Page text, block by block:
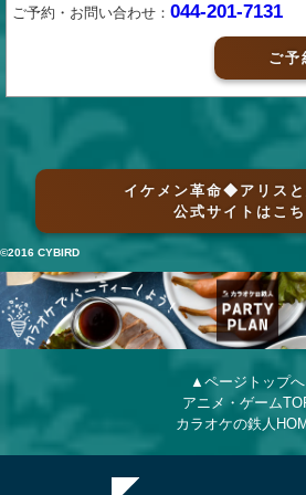
ご予約・お問い合わせ： 044-201-7131
ご予
イケメン革命◆アリス
公式サイトはこち
©2016 CYBIRD
▲ページトップへ
アニメ・ゲーム
カラオケの鉄人